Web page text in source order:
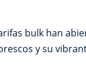
bulk han
y su